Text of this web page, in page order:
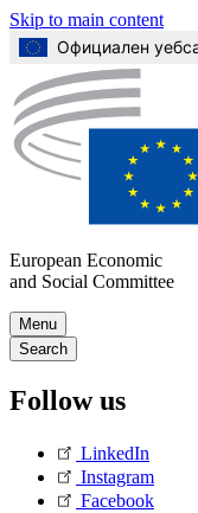
Skip to main content
Официален
European Economic
and Social Committee
Main
navigation
(Mobile)
Menu
to
Content
Search
Follow us
LinkedIn
Instagram
Facebook